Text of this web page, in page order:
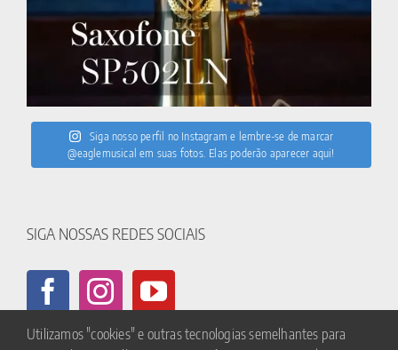
Siga nosso perfil no Instagram e lembre-se de marcar
@eaglemusical em suas fotos. Elas poderão aparecer aqui!
SIGA NOSSAS REDES SOCIAIS
Utilizamos "cookies" e outras tecnologias semelhantes para